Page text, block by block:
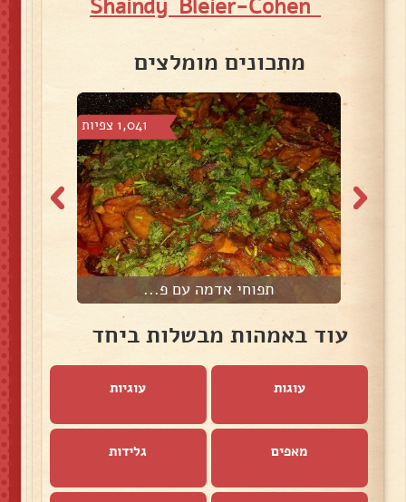
מתכונים מומלצים
1,041 צפיות
תפוחי אדמה עם פ...
עוד באמהות מבשלות ביחד
עוגות עוגיות
מאפים גלידות